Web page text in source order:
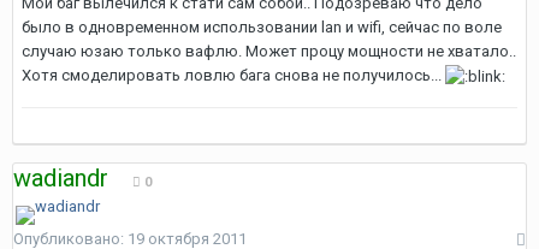
было в одновременном использовании lan и wifi, сейчас по воле
случаю юзаю только вафлю. Может процу мощности не хватало..
Хотя смоделировать ловлю бага снова не получилось...
wadiandr 0
Опубликовано: 19 октября 2011